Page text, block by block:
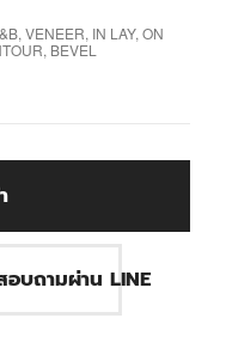
VENEER, IN LAY, ON
BEVEL
อบถามผ่าน LINE